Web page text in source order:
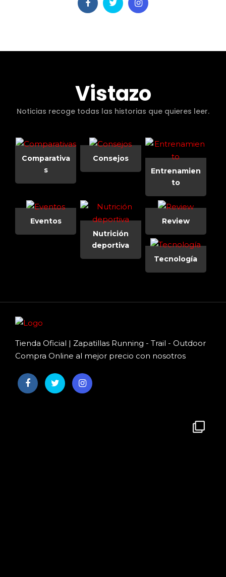
Vistazo
Noticias recoge todas las historias que quieres leer.
Comparativa
s
Consejos
Entrenamien
to
Eventos
Nutrición
deportiva
Review
Tecnología
Tienda Oficial | Zapatillas Running - Trail - Outdoor
Compra Online al mejor precio con nosotros